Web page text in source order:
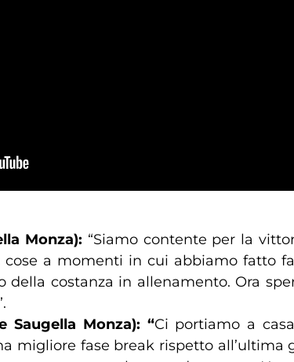
Monza): “Siamo contente per la
a momenti in cui abbiamo fatto
della costanza in allenamento. Ora
Saugella Monza): “Ci portiamo a
migliore fase break rispetto